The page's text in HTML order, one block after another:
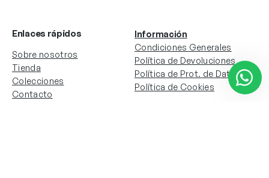
Enlaces rápidos
Sobre nosotros
Tienda
Colecciones
Contacto
Información
Condiciones Generales
Política de Devoluciones
Política de Prot. de Datos
Política de Cookies